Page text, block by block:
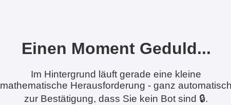
Einen Moment Geduld...
Im Hintergrund läuft gerade eine kleine
mathematische Herausforderung - ganz
zur Bestätigung, dass Sie kein Bot sind 🔒.